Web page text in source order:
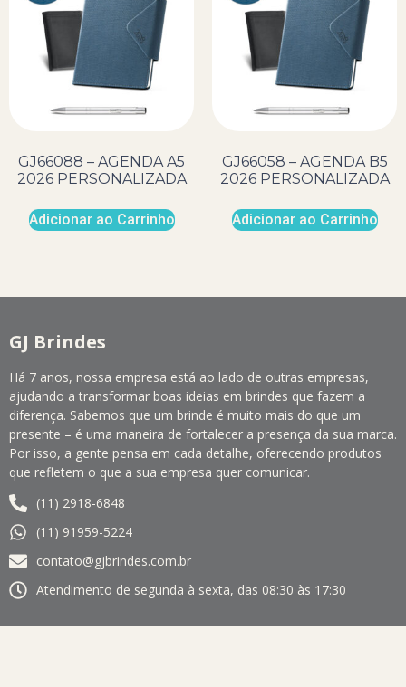
GJ66088 – AGENDA A5
2026 PERSONALIZADA
Adicionar ao Carrinho
GJ66058 – AGENDA B5
2026 PERSONALIZADA
Adicionar ao Carrinho
GJ Brindes
Há 7 anos, nossa empresa está ao lado de outras empresas,
ajudando a transformar boas ideias em brindes que fazem a
diferença. Sabemos que um brinde é muito mais do que um
presente – é uma maneira de fortalecer a presença da sua marca.
Por isso, a gente pensa em cada detalhe, oferecendo produtos
que refletem o que a sua empresa quer comunicar.
(11) 2918-6848
(11) 91959-5224
contato@gjbrindes.com.br
Atendimento de segunda à sexta, das 08:30 às 17:30